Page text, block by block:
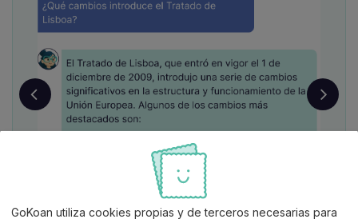
31/07/2025
oposición, a los que se adiciona la fase de
concurso
Ver documento oficial
10/12/2025
Aspirantes que superan el proceso selectivo
Ver documento oficial
Sofía te cuenta las actualizaciones de temario.
GoKoan utiliza cookies propias y de terceros necesarias para